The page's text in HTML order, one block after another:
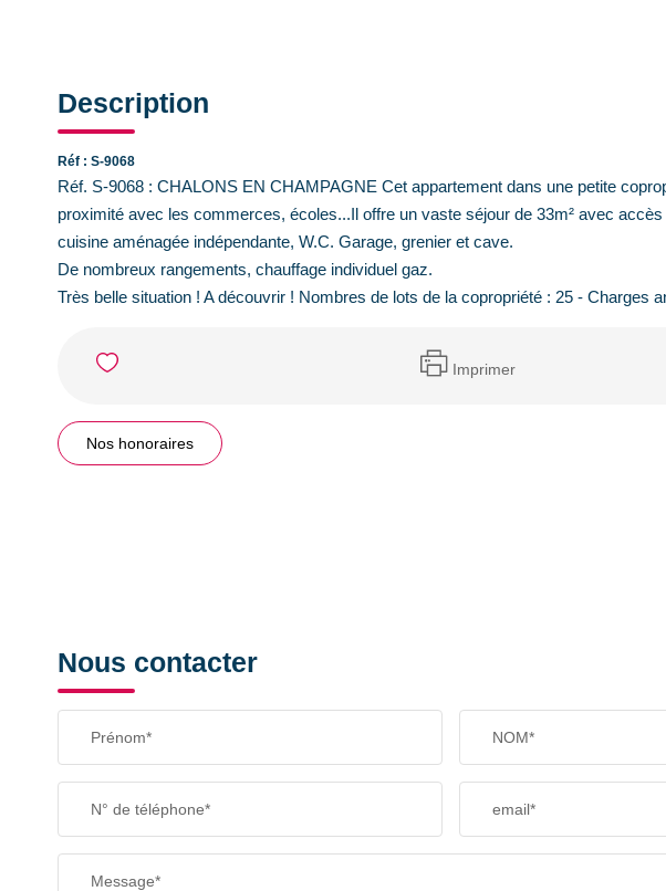
Description
Réf : S-9068
Réf. S-9068 : CHALONS EN CHAMPAGNE Cet appartement dans une petite
proximité avec les commerces, écoles...Il offre un vaste séjour de 33m² avec
cuisine aménagée indépendante, W.C. Garage, grenier et cave.
De nombreux rangements, chauffage individuel gaz.
Très belle situation ! A découvrir ! Nombres de lots de la copropriété : 25 - Charges
Imprimer
Nos honoraires
Nous contacter
Prénom* NOM*
N° de téléphone* email*
Message*